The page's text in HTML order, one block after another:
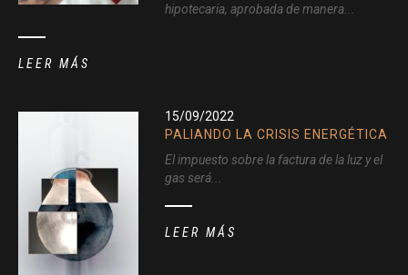
hipotecaria, aprobada de manera...
LEER MÁS
15/09/2022
PALIANDO LA CRISIS ENERGÉTICA
El impuesto sobre la factura de la luz y el
gas será...
LEER MÁS